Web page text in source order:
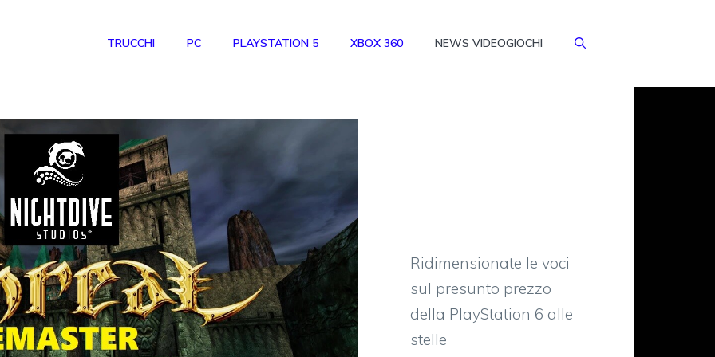
TRUCCHI PC PLAYSTATION 5 XBOX 360 NEWS VIDEOGIOCHI
Ridimensionate le voci
sul presunto prezzo
della PlayStation 6 alle
stelle